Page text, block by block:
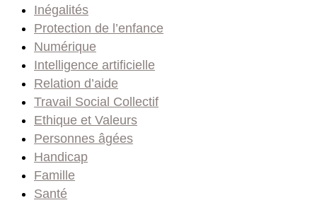
Inégalités
Protection de l’enfance
Numérique
Intelligence artificielle
Relation d’aide
Travail Social Collectif
Ethique et Valeurs
Personnes âgées
Handicap
Famille
Santé